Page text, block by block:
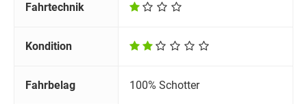
Fahrtechnik
Kondition
Fahrbelag 100% Schotter